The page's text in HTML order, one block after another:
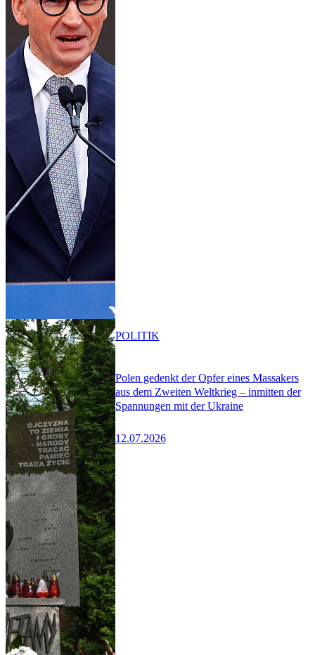
Polen gedenkt der Opfer eines Massakers
aus dem Zweiten Weltkrieg – inmitten der
Spannungen mit der Ukraine
12.07.2026
POLITIK